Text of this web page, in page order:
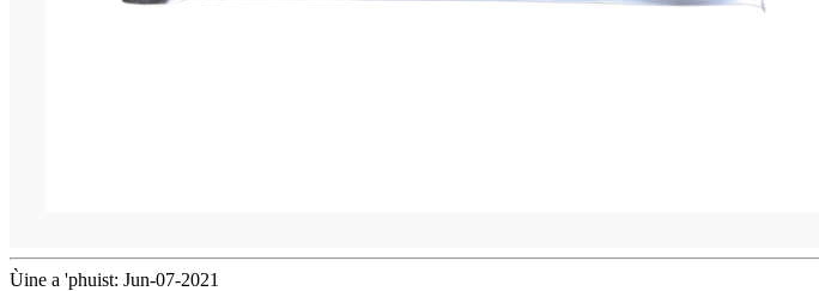
Ùine a 'phuist: Jun-07-2021